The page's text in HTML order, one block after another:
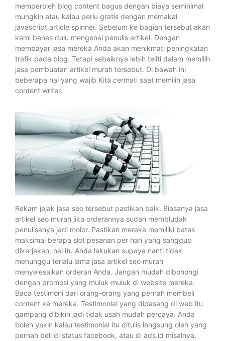
memperoleh blog content bagus dengan biaya seminimal
mungkin atau kalau perlu gratis dengan memakai
javascript article spinner. Sebelum ke bagian tersebut akan
kami bahas dulu mengenai penulis artikel. Dengan
membayar jasa mereka Anda akan menikmati peningkatan
trafik pada blog. Tetapi sebaiknya lebih teliti dalam memilih
jasa pembuatan artikel murah tersebut. Di bawah ini
beberapa hal yang wajib Kita cermati saat memilih jasa
content writer.
Rekam jejak jasa seo tersebut pastikan baik. Biasanya jasa
artikel seo murah jika orderannya sudah membludak
penulisanya jadi molor. Pastikan mereka memiliki batas
maksimal berapa slot pesanan per hari yang sanggup
dikerjakan, hal itu Anda lakukan supaya nanti tidak
menunggu terlalu lama jasa artikel seo murah
menyelesaikan orderan Anda. Jangan mudah dibohongi
dengan promosi yang muluk-muluk di website mereka.
Baca testimoni dari orang-orang yang pernah membeli
content ke mereka. Testimonial yang dipasang di web itu
gampang dibikin jadi tidak usah mudah percaya. Anda
boleh yakin kalau testimonial itu ditulis langsung oleh yang
pernah beli di status facebook, atau di ads.id misalnya.